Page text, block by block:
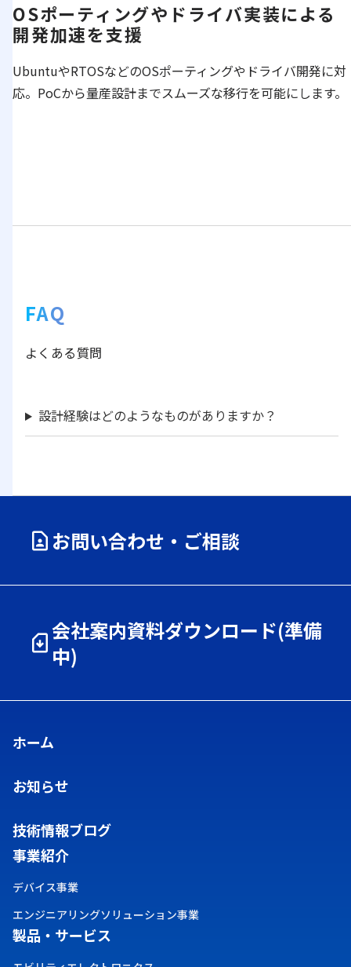
OSポーティングやドライバ実装による
開発加速を支援
UbuntuやRTOSなどのOSポーティングやドライバ開発に対
応。PoCから量産設計までスムーズな移行を可能にします。
FAQ
よくある質問
設計経験はどのようなものがありますか？
お問い合わせ・ご相談
会社案内資料ダウンロード(準備
中)
ホーム
お知らせ
技術情報ブログ
事業紹介
デバイス事業
エンジニアリングソリューション事業
製品・サービス